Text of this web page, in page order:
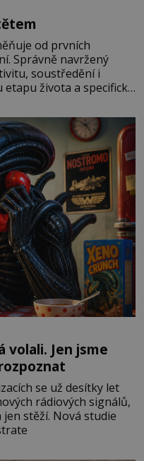
od prvních
Správně navržený
soustředění i
života a specifické
miminka měl působit
věk je
volali. Jen jsme
se už desítky let
rádiových signálů,
stěží. Nová studie